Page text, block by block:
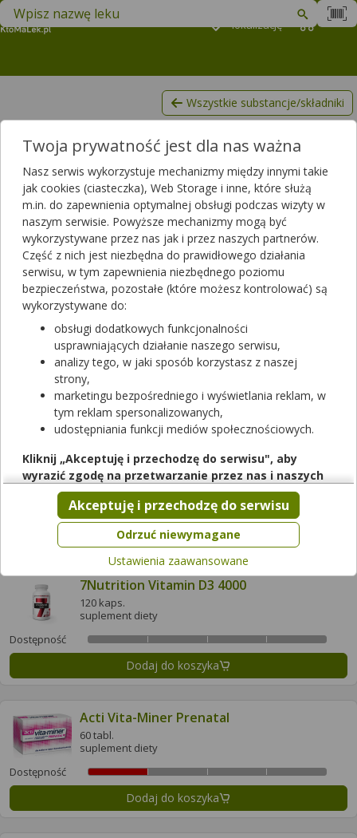
lokalizację
Znajdź lek w swojej okolicy
Witamina D
Wszystkie substancje/składniki
Lista produktów, zawierających Witamina D
Filtrowanie
Filtrowanie
Wyniki wyszukiwania(2153)
Wyczyść filtry
4Flex Complex
30 kaps.
suplement diety
Dostępność
Dodaj do koszyka
4Flex Protect
30 sasz.
suplement diety
Dodaj do koszyka
7Nutrition Vitamin D3 4000
120 kaps.
suplement diety
Dostępność
Dodaj do koszyka
Acti Vita-Miner Prenatal
60 tabl.
suplement diety
Dostępność
Dodaj do koszyka
Twoja prywatność jest dla nas ważna
Nasz serwis wykorzystuje mechanizmy między innymi takie
jak cookies (ciasteczka), Web Storage i inne, które służą
m.in. do zapewnienia optymalnej obsługi podczas wizyty w
naszym serwisie. Powyższe mechanizmy mogą być
wykorzystywane przez nas jak i przez naszych partnerów.
Część z nich jest niezbędna do prawidłowego działania
serwisu, w tym zapewnienia niezbędnego poziomu
bezpieczeństwa, pozostałe (które możesz kontrolować) są
wykorzystywane do:
obsługi dodatkowych funkcjonalności
usprawniających działanie naszego serwisu,
analizy tego, w jaki sposób korzystasz z naszej
strony,
marketingu bezpośredniego i wyświetlania reklam, w
tym reklam spersonalizowanych,
udostępniania funkcji mediów społecznościowych.
Kliknij „Akceptuję i przechodzę do serwisu", aby
wyrazić zgodę na przetwarzanie przez nas i naszych
partnerów Twoich danych w powyższych celach.
Pamiętaj, że wyrażenie zgody jest dobrowolne, a wyrażoną
zgodę możesz w każdej chwili cofnąć, możesz też wycofać
zgodę na przetwarzanie Twoich danych tylko w niektórych
celach. Jeżeli chcesz dowiedzieć się więcej lub chcesz
przeprowadzić konfigurację szczegółową, to możesz tego
dokonać za pomocą „Ustawień zaawansowanych".
Więcej informacji na temat wykorzystywania narzędzi
zewnętrznych w naszym serwisie znajdziesz wRegulaminie
Serwisu.
Odrzuć niewymagane
Akceptuję i przechodzę do serwisu
Ustawienia zaawansowane